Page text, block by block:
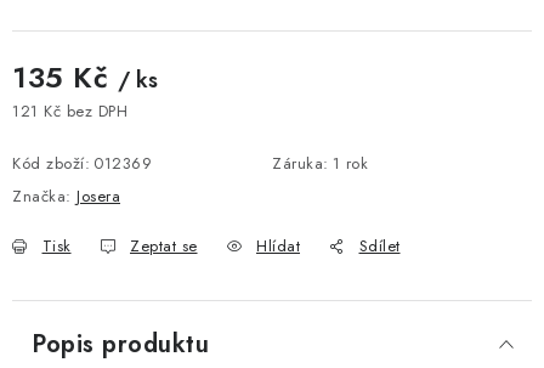
135 Kč / ks
121 Kč bez DPH
Kód zboží: 012369 Záruka: 1 rok
Značka: Josera
Tisk Zeptat se Hlídat Sdílet
Popis produktu